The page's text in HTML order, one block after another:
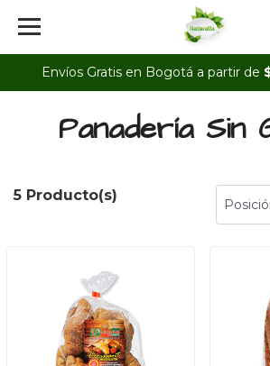
Envíos Gratis en Bogotá a partir de
Panadería Sin
5 Producto(s)